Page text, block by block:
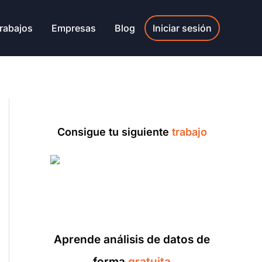
Empresas Blog Iniciar sesión
Consigue tu siguiente trabajo
Aprende análisis de datos de